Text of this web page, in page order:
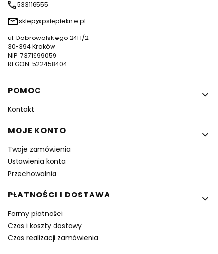
533116555
sklep@psiepieknie.pl
ul. Dobrowolskiego 24H/2
30-394 Kraków
NIP: 7371999059
REGON: 522458404
Linki w stopce
POMOC
Kontakt
MOJE KONTO
Twoje zamówienia
Ustawienia konta
Przechowalnia
PŁATNOŚCI I DOSTAWA
Formy płatności
Czas i koszty dostawy
Czas realizacji zamówienia